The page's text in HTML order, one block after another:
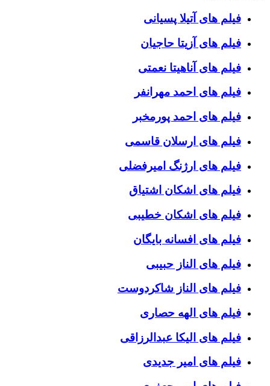
فیلم های آتیلا پسیانی
فیلم های آزیتا حاجیان
فیلم های آناهیتا نعمتی
فیلم های احمد مهرانفر
فیلم های احمد پورمخبر
فیلم های ارسلان قاسمی
فیلم های ارژنگ امیرفضلی
فیلم های اشکان اشتیاق
فیلم های اشکان خطیبی
فیلم های افسانه بایگان
فیلم های الناز حبیبی
فیلم های الناز شاکردوست
فیلم های الهه حصاری
فیلم های الیکا عبدالرزاقی
فیلم های امیر جدیدی